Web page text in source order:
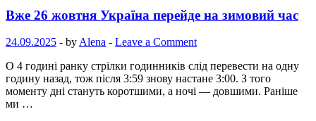
Вже 26 жовтня Україна перейде на зимовий час
24.09.2025 - by Alena - Leave a Comment
О 4 годині ранку стрілки годинників слід перевести на одну
годину назад, тож після 3:59 знову настане 3:00. З того
моменту дні стануть коротшими, а ночі — довшими. Раніше
ми …